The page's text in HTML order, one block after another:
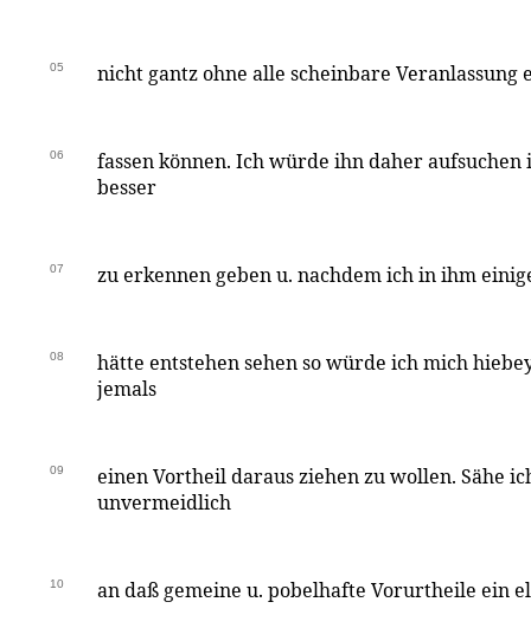
05 nicht gantz ohne alle scheinbare
06
fassen können. Ich würde ihn daher
besser
07 zu erkennen geben u. nachdem ich in ihm
08
hätte entstehen sehen so würde ich mich
jemals
09
einen Vortheil daraus ziehen zu wollen. Sähe
unvermeidlich
10 an daß gemeine u. pobelhafte Vorurtheile ein